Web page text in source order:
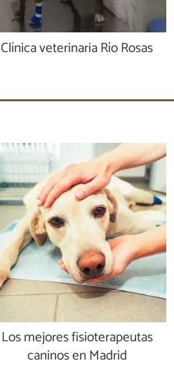
Clínica veterinaria Río Rosas
Los mejores fisioterapeutas
caninos en Madrid